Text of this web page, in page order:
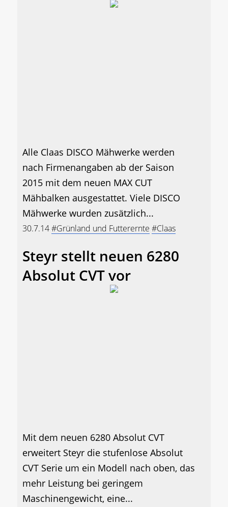
Alle Claas DISCO Mähwerke werden
nach Firmenangaben ab der Saison
2015 mit dem neuen MAX CUT
Mähbalken ausgestattet. Viele DISCO
Mähwerke wurden zusätzlich...
30.7.14#Grünland und Futterernte #Claas
Steyr stellt neuen 6280
Absolut CVT vor
Mit dem neuen 6280 Absolut CVT
erweitert Steyr die stufenlose Absolut
CVT Serie um ein Modell nach oben, das
mehr Leistung bei geringem
Maschinengewicht, eine...